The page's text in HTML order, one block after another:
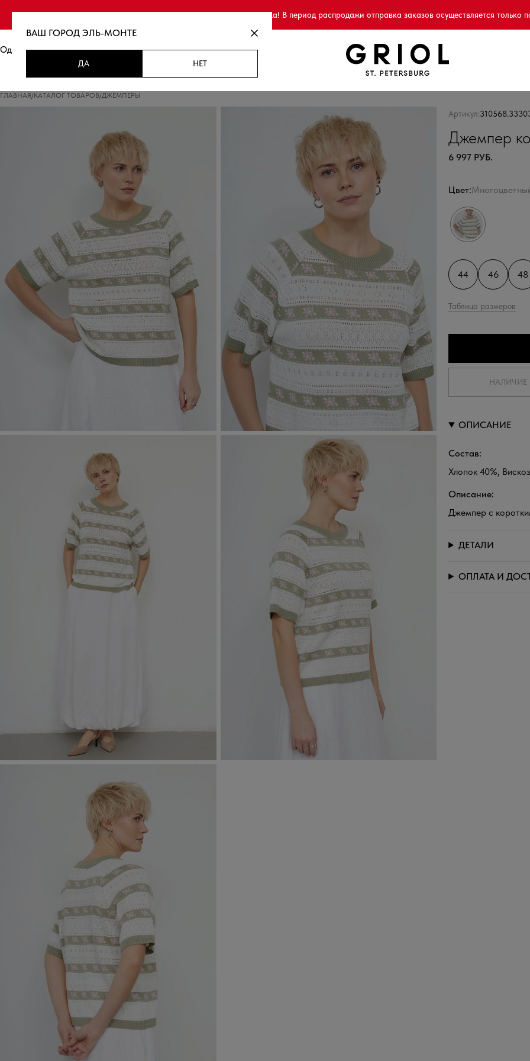
Финальная распродажа! В период распродажи отправка заказов осуществляется только
Одежда Новинки Распродажа
ГЛАВНАЯ/КАТАЛОГ ТОВАРОВ/ДЖЕМПЕРЫ
Артикул:
Джемпер
6 997 РУБ.
Цвет:
44 46 48
Таблица размеров
НАЛИЧИЕ
ОПИСАНИЕ
Состав:
Хлопок 40%,
Описание:
Джемпер с
ДЕТАЛИ
ОПЛАТА И
ВАШ ГОРОД ЭЛЬ-МОНТЕ
ДА НЕТ